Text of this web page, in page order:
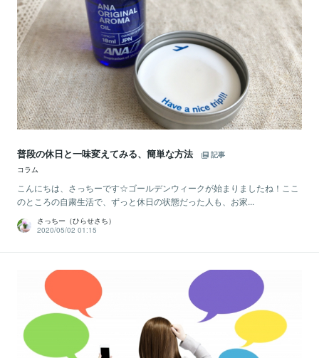
普段の休日と一味変えてみる、簡単な方法
記事
コラム
こんにちは、さっちーです☆ゴールデンウィークが始まりましたね！ここ
のところの自粛生活で、ずっと休日の状態だった人も、お家...
さっちー（ひらせさち）
2020/05/02 01:15